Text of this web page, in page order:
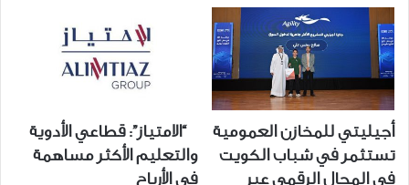
أجيليتي للمخازن العمومية
تستثمر في شباب الكويت
في المجال الرقمي عبر
“الامتياز”: قطاعي الأدوية
والتعليم الأكثر مساهمة
في الأرباح